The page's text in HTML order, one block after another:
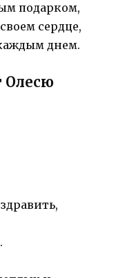
подарком,
сердце,
днем.
Олесю